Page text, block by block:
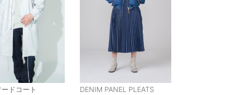
ドコート
DENIM PANEL PLEATS